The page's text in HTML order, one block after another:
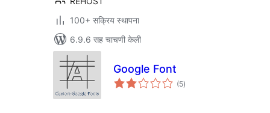
100+ सक्रिय स्थापना
6.9.6 सह चाचणी केली
Google Font
(5एकूण
मूल्यांकन
)